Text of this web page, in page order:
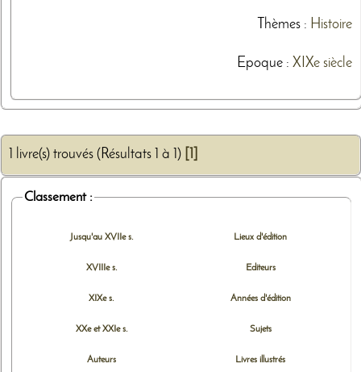
Thèmes: Histoire
Epoque : XIXe siècle
1 livre(s) trouvés (Résultats 1 à 1)
Classement :
Jusqu'au XVIIe s.
XVIIIe s.
XIXe s.
XXe et XXIe s.
Auteurs
Lieux d'édition
Editeurs
Années d'édition
Sujets
Livres illustrés